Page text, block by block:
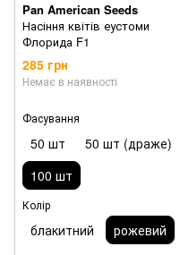
Pan American Seeds
Насіння квітів еустоми
Флорида F1
285 грн
Немає в наявності
Фасування
50 шт
50 шт (драже)
100 шт
Колір
блакитний
рожевий